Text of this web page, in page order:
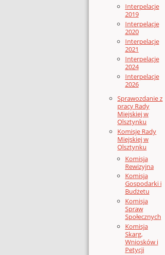
Interpelacje
2019
Interpelacje
2020
Interpelacje
2021
Interpelacje
2024
Interpelacje
2026
Sprawozdanie z
pracy Rady
Miejskiej w
Olsztynku
Komisje Rady
Miejskiej w
Olsztynku
Komisja
Rewizyjna
Komisja
Gospodarki i
Budżetu
Komisja
Spraw
Społecznych
Komisja
Skarg,
Wniosków i
Petycji